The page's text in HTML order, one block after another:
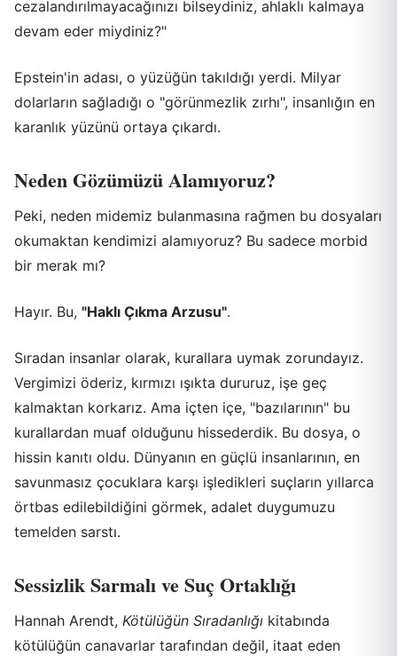
cezalandırılmayacağınızı bilseydiniz, ahlaklı kalmaya
devam eder miydiniz?"
Epstein'in adası, o yüzüğün takıldığı yerdi. Milyar
dolarların sağladığı o "görünmezlik zırhı", insanlığın en
karanlık yüzünü ortaya çıkardı.
Neden Gözümüzü Alamıyoruz?
Peki, neden midemiz bulanmasına rağmen bu dosyaları
okumaktan kendimizi alamıyoruz? Bu sadece morbid
bir merak mı?
Hayır. Bu, "Haklı Çıkma Arzusu".
Sıradan insanlar olarak, kurallara uymak zorundayız.
Vergimizi öderiz, kırmızı ışıkta dururuz, işe geç
kalmaktan korkarız. Ama içten içe, "bazılarının" bu
kurallardan muaf olduğunu hissederdik. Bu dosya, o
hissin kanıtı oldu. Dünyanın en güçlü insanlarının, en
savunmasız çocuklara karşı işledikleri suçların yıllarca
örtbas edilebildiğini görmek, adalet duygumuzu
temelden sarstı.
Sessizlik Sarmalı ve Suç Ortaklığı
Hannah Arendt, Kötülüğün Sıradanlığı kitabında
kötülüğün canavarlar tarafından değil, itaat eden